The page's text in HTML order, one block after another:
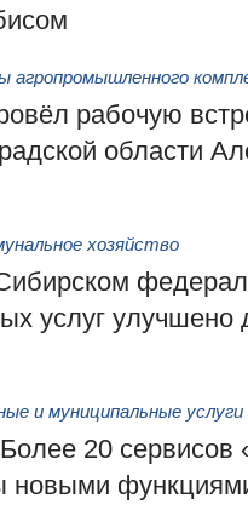
агропромышленного
рабочую
области
хозяйство
услуг
и муниципальные услуги
20 сервисов
новыми